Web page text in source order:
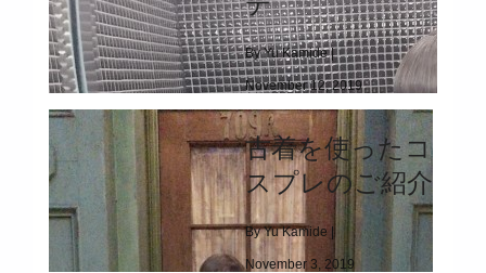
By Yu Kamide |
November 12, 2019
6406
カジュアルコーデ
古着を使ったコ
スプレのご紹介
By Yu Kamide |
November 3, 2019